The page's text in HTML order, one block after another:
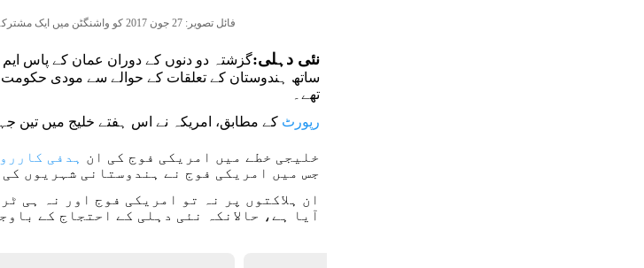
فائل تصویر: 27 جون 2017 کو واشنگٹن میں ایک مشترکہ پریس کانفرنس کے دوران وزیر اعظم نریندر مودی اور امریکی صدر ڈونالڈ ٹرمپ۔ (تصویر: پی ٹی آئی)
نئی دہلی:گزشتہ دو دنوں کے دوران عمان کے پاس ایم
ساتھ ہندوستان کے تعلقات کے حوالے سے مودی حکومت
تھے۔
رپورٹ کے مطابق، امریکہ نے اس ہفتے خلیج میں تین
خلیجی خطے میں امریکی فوج کی ان ہدفی
جس میں امریکی فوج نے ہندوستانی شہریوں کی
ان ہلاکتوں پر نہ تو امریکی فوج اور نہ ہی
آیا ہے، حالانکہ نئی دہلی کے احتجاج کے